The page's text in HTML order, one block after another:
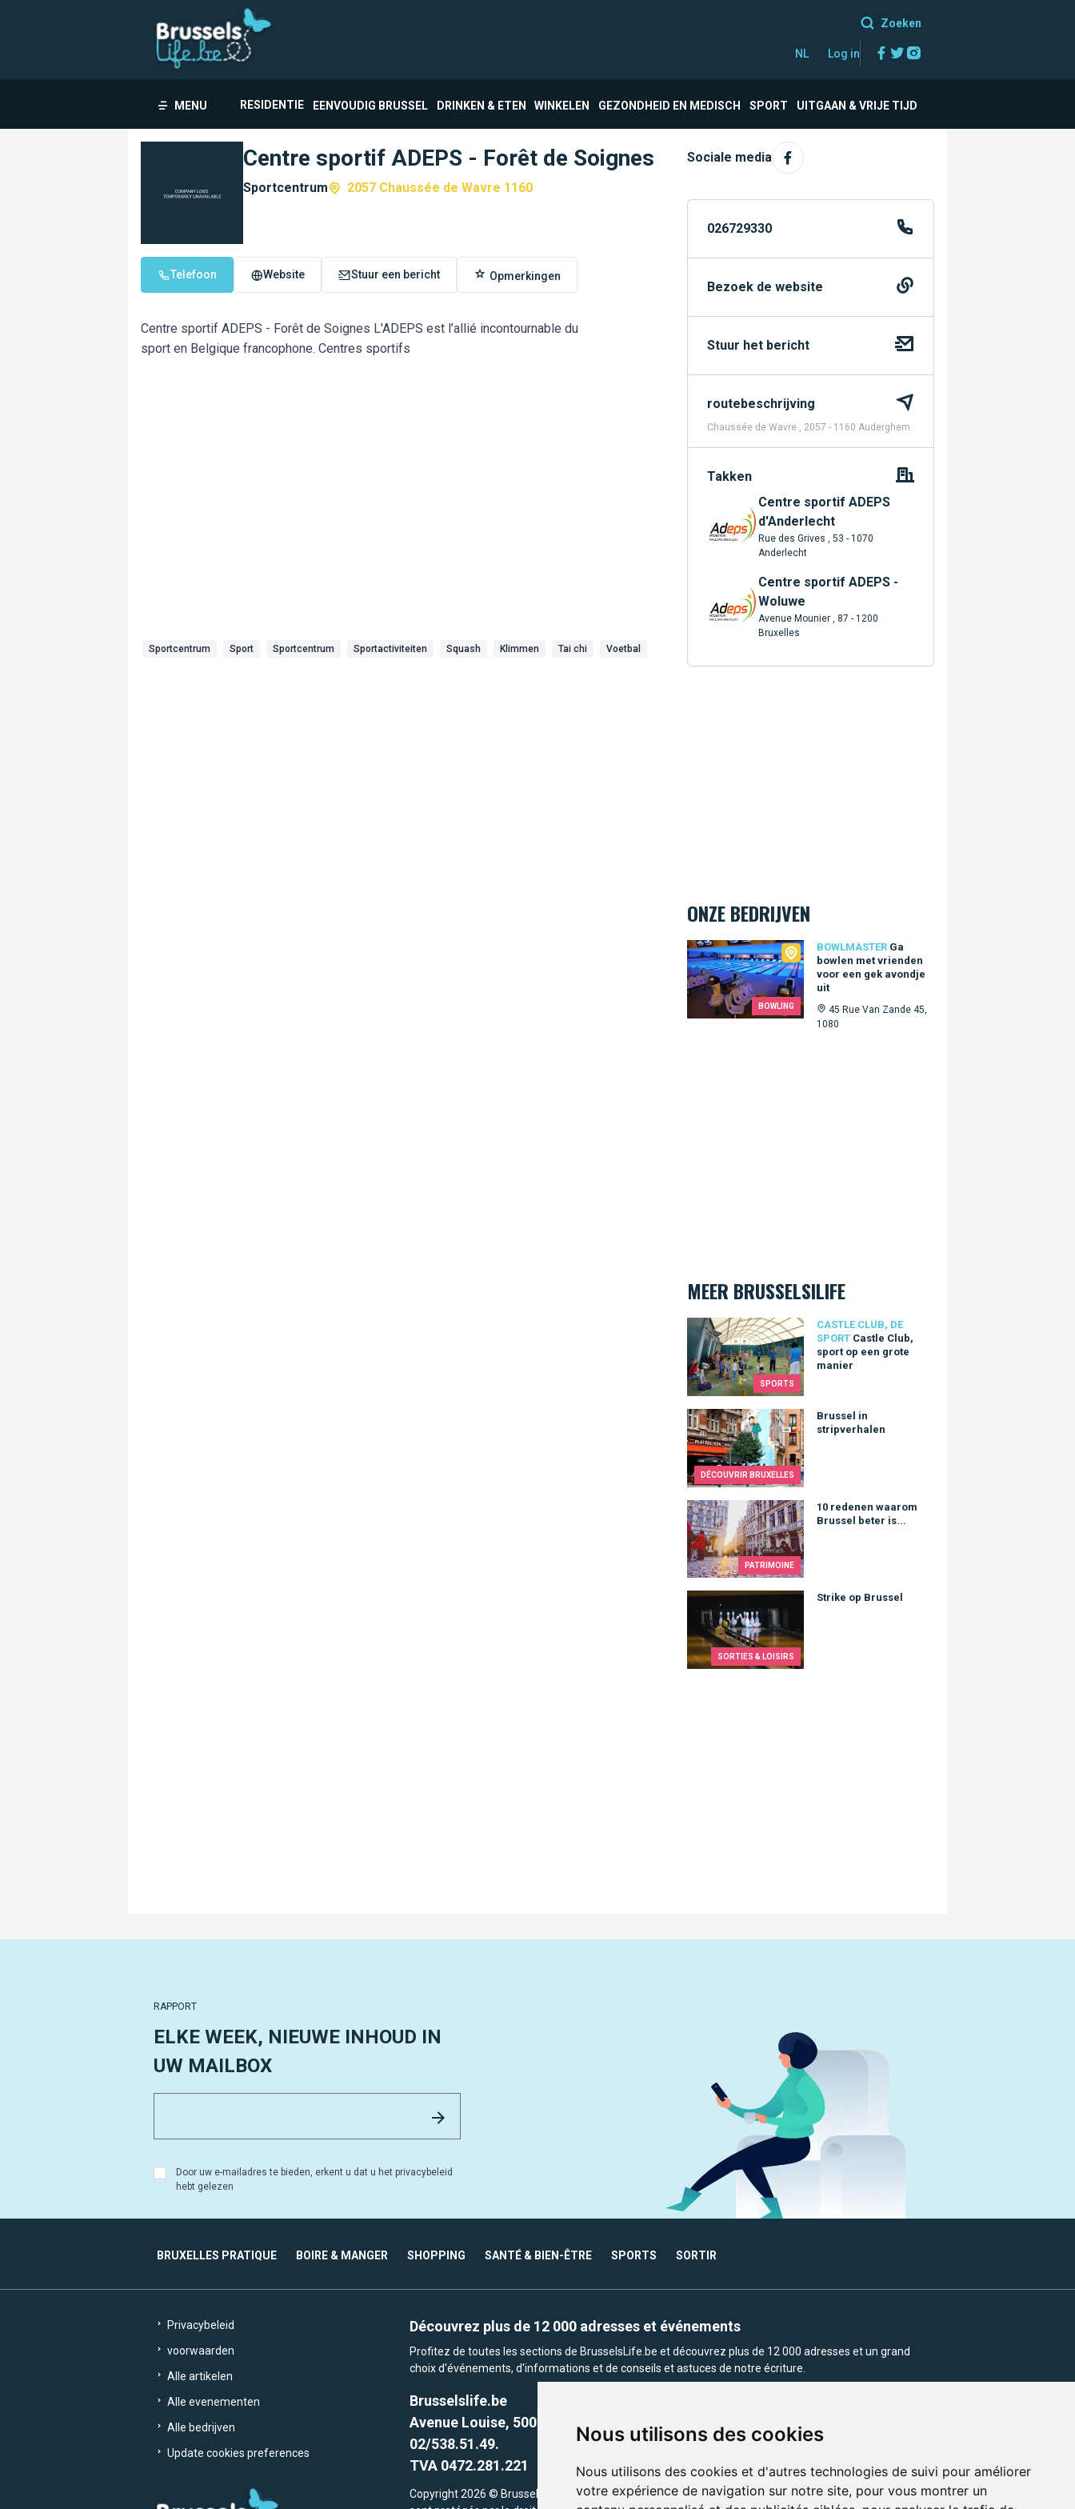
Nous utilisons des cookies
Nous utilisons des cookies et d'autres technologies de suivi pour améliorer
votre expérience de navigation sur notre site, pour vous montrer un
Zoeken
NL Log in Facebook
Twitter
MENU RESIDENTIE EENVOUDIG BRUSSEL DRINKEN & ETEN WINKELEN GEZONDHEID EN MEDISCH SPORT UITGAAN & VRIJE TIJD
Centre sportif ADEPS - Forêt de Soignes
Sportcentrum 2057 Chaussée de Wavre 1160
Telefoon Website Stuur een bericht Opmerkingen
Centre sportif ADEPS - Forêt de Soignes L'ADEPS est l’allié incontournable du
sport en Belgique francophone. Centres sportifs
Sportcentrum Sport Sportcentrum Sportactiviteiten Squash Klimmen Tai chi Voetbal
Sociale media
026729330
Bezoek de website
Stuur het bericht
routebeschrijving
Chaussée de Wavre , 2057 - 1160 Auderghem
Takken
Centre sportif ADEPS
d'Anderlecht
Rue des Grives , 53 - 1070
Anderlecht
Centre sportif ADEPS -
Woluwe
Avenue Mounier , 87 - 1200
Bruxelles
ONZE BEDRIJVEN
BOWLING
BOWLMASTER Ga
bowlen met vrienden
voor een gek avondje
uit
45 Rue Van Zande 45,
1080
Bowlmaster
MEER BRUSSELSILIFE
SPORTS
CASTLE CLUB, DE
SPORT Castle Club,
sport op een grote
manier
Castle Club, sport op een grote manier
DÉCOUVRIR BRUXELLES
Brussel in
stripverhalen
Brussel in stripverhalen
PATRIMOINE
10 redenen waarom
Brussel beter is...
10 redenen waarom Brussel beter is...
SORTIES & LOISIRS
Strike op Brussel
Strike op Brussel
RAPPORT
ELKE WEEK, NIEUWE INHOUD IN
UW MAILBOX
Door uw e-mailadres te bieden, erkent u dat u het privacybeleid
hebt gelezen
BRUXELLES PRATIQUE BOIRE & MANGER SHOPPING SANTÉ & BIEN-ÊTRE SPORTS SORTIR
Privacybeleid
voorwaarden
Alle artikelen
Alle evenementen
Alle bedrijven
Update cookies preferences
Découvrez plus de 12 000 adresses et événements
Profitez de toutes les sections de BrusselsLife.be et découvrez plus de 12 000 adresses et un grand
choix d'événements, d'informations et de conseils et astuces de notre écriture.
Brusselslife.be
Avenue Louise, 500 -1050 Ixelles, Brussels,
02/538.51.49.
TVA 0472.281.221
Copyright 2026 © Brusselslife.be Tous droits réservés. Le contenu et les images utilisés sur ce site